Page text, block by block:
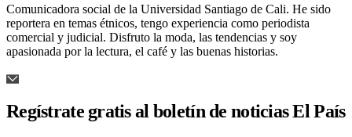
Comunicadora social de la Universidad Santiago de Cali. He sido
reportera en temas étnicos, tengo experiencia como periodista
comercial y judicial. Disfruto la moda, las tendencias y soy
apasionada por la lectura, el café y las buenas historias.
Regístrate gratis al boletín de noticias El País